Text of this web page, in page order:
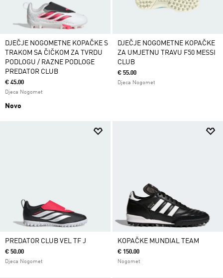
DJEČJE NOGOMETNE KOPAČKE S
TRAKOM SA ČIČKOM ZA TVRDU
PODLOGU / RAZNE PODLOGE
PREDATOR CLUB
€ 45.00
Djeca Nogomet
Novo
DJEČJE NOGOMETNE KOPAČKE
ZA UMJETNU TRAVU F50 MESSI
CLUB
€ 55.00
Djeca Nogomet
PREDATOR CLUB VEL TF J
€ 50.00
Djeca Nogomet
KOPAČKE MUNDIAL TEAM
€ 150.00
Nogomet